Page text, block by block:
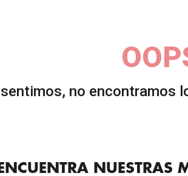
ENCUENTRA NUESTRAS